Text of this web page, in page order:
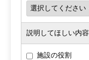
説明してほしい内容
施設の役割